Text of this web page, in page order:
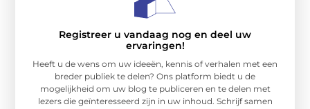
Registreer u vandaag nog en deel uw
ervaringen!
Heeft u de wens om uw ideeën, kennis of verhalen met een
breder publiek te delen? Ons platform biedt u de
mogelijkheid om uw blog te publiceren en te delen met
lezers die geïnteresseerd zijn in uw inhoud. Schrijf samen